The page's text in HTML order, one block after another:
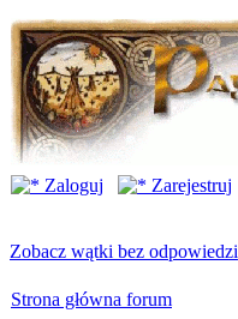
Zaloguj Zarejestruj
Zobacz wątki bez odpowiedzi
Strona główna forum